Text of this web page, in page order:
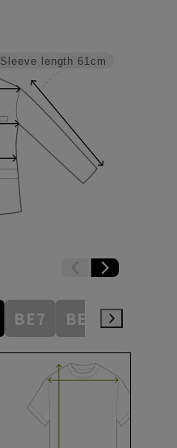
Sleeve length 61cm
BE7 BE8 BE9